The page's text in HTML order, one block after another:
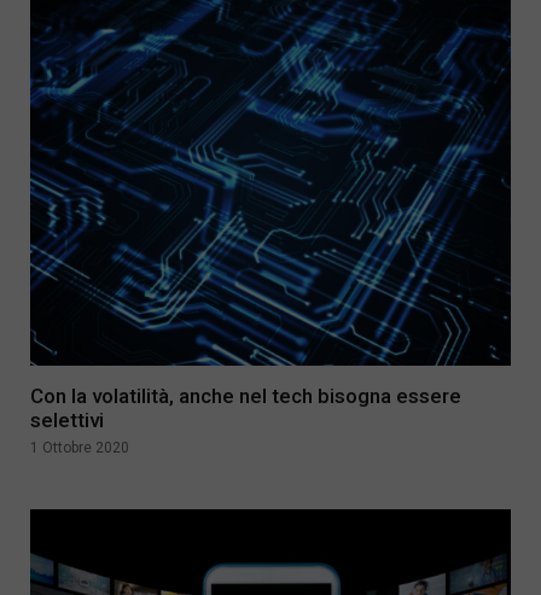
Con la volatilità, anche nel tech bisogna essere
selettivi
1 Ottobre 2020